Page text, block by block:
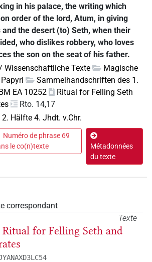
in his palace, the writing which
order of the lord, Atum, in giving
and the desert (to) Seth, when their
who dislikes robbery, who loves
the son on the seat of his father.
Wissenschaftliche Texte
Magische
Sammelhandschriften des 1.
EA 10252
Ritual for Felling Seth
Rto. 14,17
2. Hälfte 4. Jhdt. v.Chr.
Numéro de phrase 69
le co(n)texte
Métadonnées
du texte
correspondant
Texte
Ritual for Felling Seth and